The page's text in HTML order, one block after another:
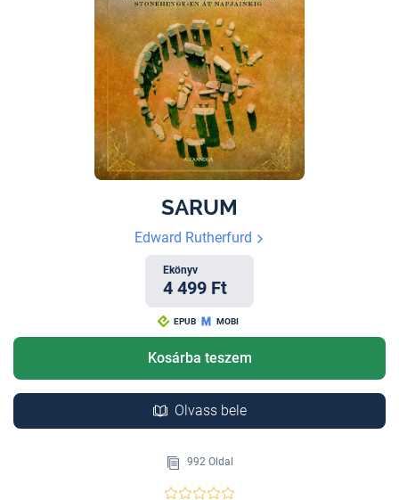
SARUM
Edward Rutherfurd
Ekönyv
4 499 Ft
EPUB MOBI
Kosárba teszem
Olvass bele
992 Oldal